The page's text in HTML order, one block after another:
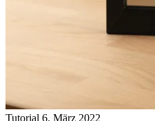
Tutorial 6. März 2022